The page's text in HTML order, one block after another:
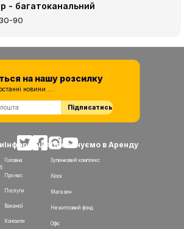
- багатоканальний
90
Пропонуємо в Аренду
Зупинковий комплекс
Кіоск
Магазин
Нежитловий фонд
Офіс
Інформація
Головна
Про нас
Послуги
Вакансії
Контакти
на нашу розсилку
новини.....
Підписатись